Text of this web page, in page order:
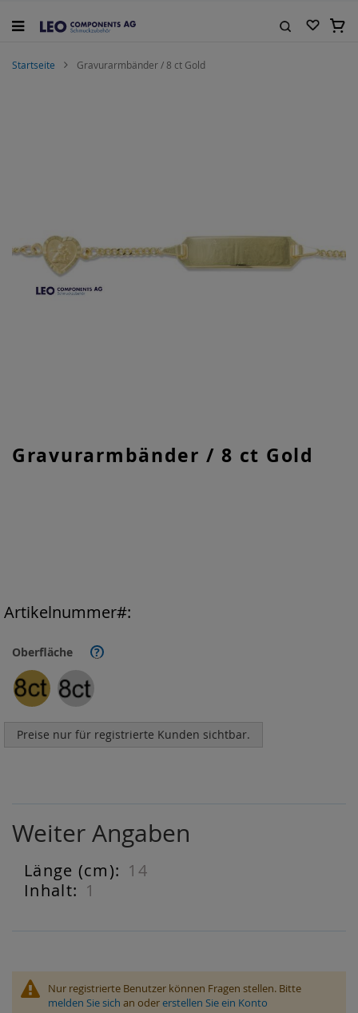
Inhalt
Startseite Gravurarmbänder / 8 ct Gold
Gravurarmbänder / 8 ct Gold
Oberfläche ?
Preise nur für registrierte Kunden sichtbar.
Artikelnummer
Anfang
Weiter Angaben
Weiter
Angaben
14
1
Nur registrierte Benutzer können Fragen stellen. Bitte
melden Sie sich an odererstellen Sie ein Konto